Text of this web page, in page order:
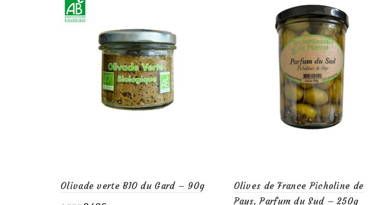
Olivade verte BIO du Gard – 90g
Olives de France Picholine de
Pays, Parfum du Sud – 250g